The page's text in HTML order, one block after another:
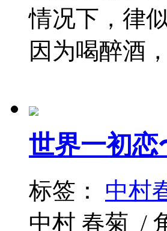
情况下，律
因为喝醉酒
世界一初恋
标签： 中村
中村 春菊 /